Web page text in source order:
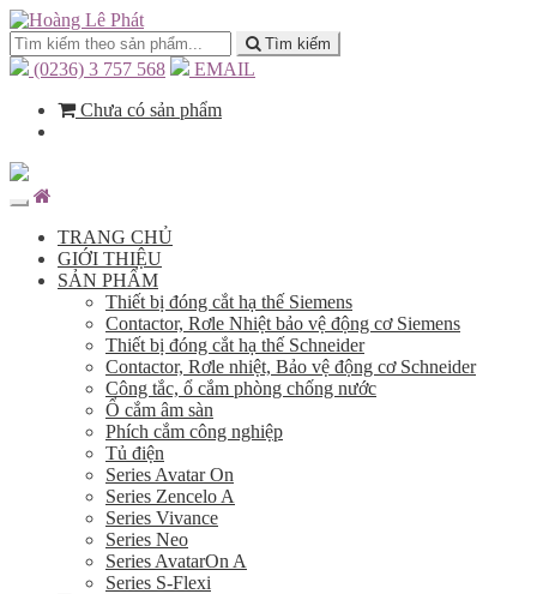
Tìm kiếm
(0236) 3 757 568
EMAIL
Chưa có sản phẩm
TRANG CHỦ
GIỚI THIỆU
SẢN PHẨM
Thiết bị đóng cắt hạ thế Siemens
Contactor, Rơle Nhiệt bảo vệ động cơ Siemens
Thiết bị đóng cắt hạ thế Schneider
Contactor, Rơle nhiệt, Bảo vệ động cơ Schneider
Công tắc, ổ cắm phòng chống nước
Ổ cắm âm sàn
Phích cắm công nghiệp
Tủ điện
Series Avatar On
Series Zencelo A
Series Vivance
Series Neo
Series AvatarOn A
Series S-Flexi